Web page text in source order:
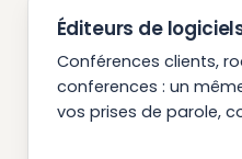
Éditeurs de
Conférences clients,
conferences : un
vos prises de parole,